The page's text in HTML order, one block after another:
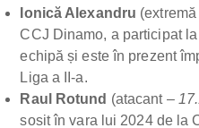
Ionică Alexandru
CCJ Dinamo, a participat
echipă și este în prezent
Liga a II-a.
Raul Rotund (atacant –
sosit în vara lui 2024 de la